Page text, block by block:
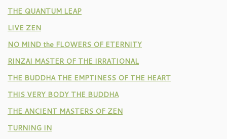
THE QUANTUM LEAP
LIVE ZEN
NO MIND the FLOWERS OF ETERNITY
RINZAI MASTER OF THE IRRATIONAL
THE BUDDHA THE EMPTINESS OF THE HEART
THIS VERY BODY THE BUDDHA
THE ANCIENT MASTERS OF ZEN
TURNING IN